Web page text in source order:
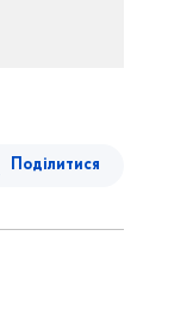
Поділитися